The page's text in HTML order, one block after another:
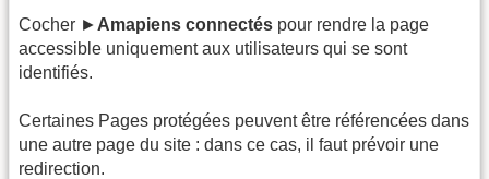
Cocher ► Amapiens connectés pour rendre la page
accessible uniquement aux utilisateurs qui se sont
identifiés.
Certaines Pages protégées peuvent être référencées dans
une autre page du site : dans ce cas, il faut prévoir une
redirection.